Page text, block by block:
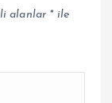
alanlar *ile